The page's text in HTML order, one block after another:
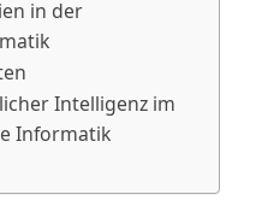
in der
Intelligenz im
Informatik